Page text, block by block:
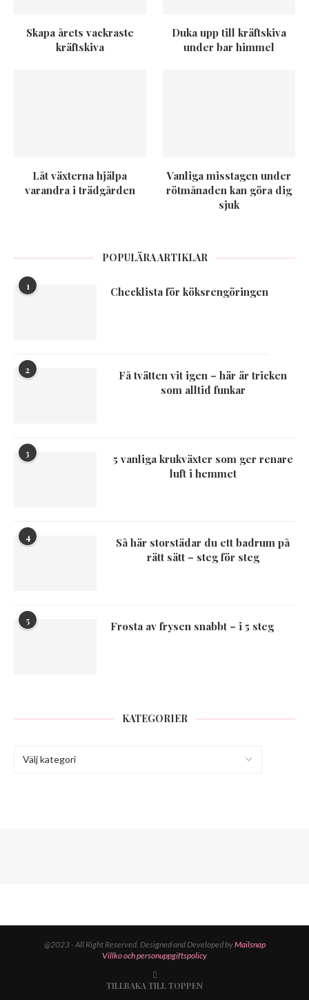
Skapa årets vackraste
kräftskiva
Duka upp till kräftskiva
under bar himmel
Låt växterna hjälpa
varandra i trädgården
Vanliga misstagen under
rötmånaden kan göra dig
sjuk
POPULÄRA ARTIKLAR
1 Checklista för köksrengöringen
2
Få tvätten vit igen – här är tricken
som alltid funkar
3
5 vanliga krukväxter som ger renare
luft i hemmet
4
Så här storstädar du ett badrum på
rätt sätt – steg för steg
5 Frosta av frysen snabbt – i 5 steg
KATEGORIER
@2023 - All Right Reserved. Designed and Developed byMailsnap
Villko och personuppgiftspolicy
TILLBAKA TILL TOPPEN